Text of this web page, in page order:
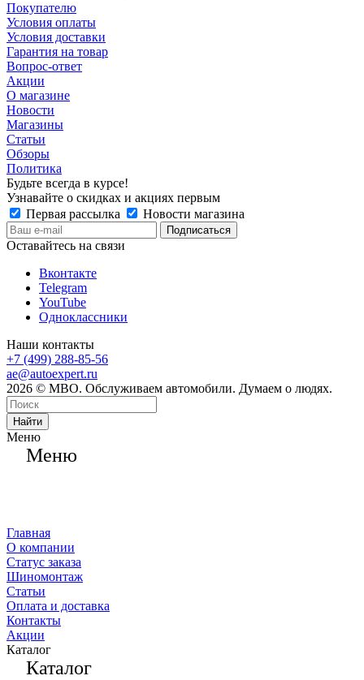
Покупателю
Условия оплаты
Условия доставки
Гарантия на товар
Вопрос-ответ
Акции
О магазине
Новости
Магазины
Статьи
Обзоры
Политика
Будьте всегда в курсе!
Узнавайте о скидках и акциях первым
Первая рассылка
Новости магазина
Оставайтесь на связи
Вконтакте
Telegram
YouTube
Одноклассники
Наши контакты
+7 (499) 288-85-56
ae@autoexpert.ru
2026 © МВО. Обслуживаем автомобили. Думаем о людях.
Найти
Меню
Меню
Главная
О компании
Статус заказа
Шиномонтаж
Статьи
Оплата и доставка
Контакты
Акции
Каталог
Каталог